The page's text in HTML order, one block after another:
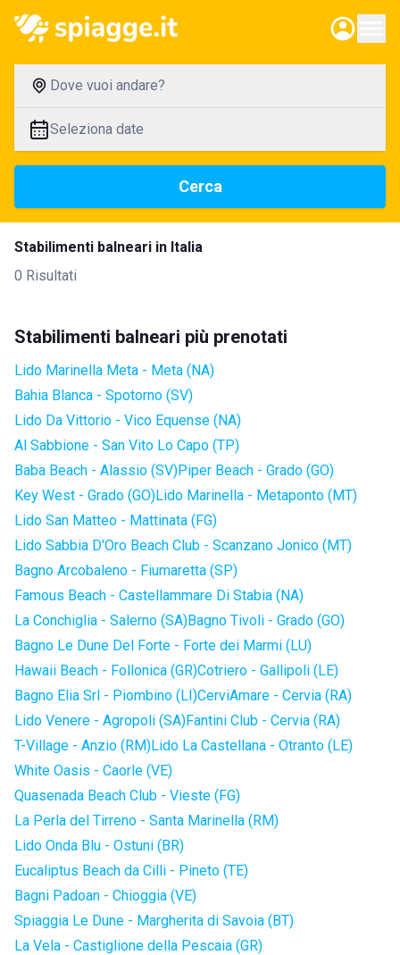
Dove vuoi andare?
Seleziona date
Cerca
Stabilimenti balneari in Italia
0 Risultati
Stabilimenti balneari più prenotati
Lido Marinella Meta - Meta (NA)
Bahia Blanca - Spotorno (SV)
Lido Da Vittorio - Vico Equense (NA)
Al Sabbione - San Vito Lo Capo (TP)
Baba Beach - Alassio (SV)Piper Beach - Grado (GO)
Key West - Grado (GO)Lido Marinella - Metaponto (MT)
Lido San Matteo - Mattinata (FG)
Lido Sabbia D'Oro Beach Club - Scanzano Jonico (MT)
Bagno Arcobaleno - Fiumaretta (SP)
Famous Beach - Castellammare Di Stabia (NA)
La Conchiglia - Salerno (SA)Bagno Tivoli - Grado (GO)
Bagno Le Dune Del Forte - Forte dei Marmi (LU)
Hawaii Beach - Follonica (GR)Cotriero - Gallipoli (LE)
Bagno Elia Srl - Piombino (LI)CerviAmare - Cervia (RA)
Lido Venere - Agropoli (SA)Fantini Club - Cervia (RA)
T-Village - Anzio (RM)Lido La Castellana - Otranto (LE)
White Oasis - Caorle (VE)
Quasenada Beach Club - Vieste (FG)
La Perla del Tirreno - Santa Marinella (RM)
Lido Onda Blu - Ostuni (BR)
Eucaliptus Beach da Cilli - Pineto (TE)
Bagni Padoan - Chioggia (VE)
Spiaggia Le Dune - Margherita di Savoia (BT)
La Vela - Castiglione della Pescaia (GR)